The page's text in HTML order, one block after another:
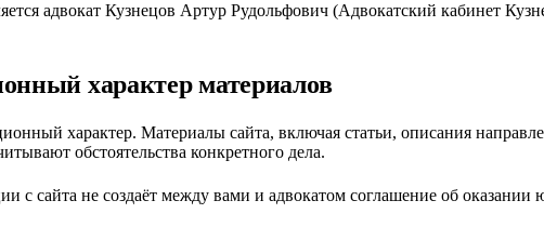
адвокат Кузнецов Артур Рудольфович (Адвокатский кабинет
характер материалов
характер. Материалы сайта, включая статьи, описания
обстоятельства конкретного дела.
с сайта не создаёт между вами и адвокатом соглашение об